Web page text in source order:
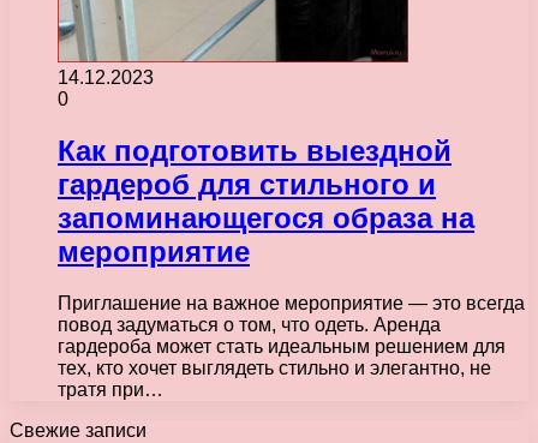
14.12.2023
0
Как подготовить выездной
гардероб для стильного и
запоминающегося образа на
мероприятие
Приглашение на важное мероприятие — это всегда
повод задуматься о том, что одеть. Аренда
гардероба может стать идеальным решением для
тех, кто хочет выглядеть стильно и элегантно, не
тратя при…
Свежие записи